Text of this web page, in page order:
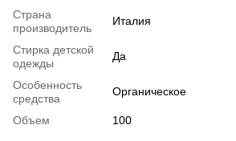
Страна
производитель
Италия
Стирка детской
одежды
Да
Особенность
средства
Органическое
Объем 100